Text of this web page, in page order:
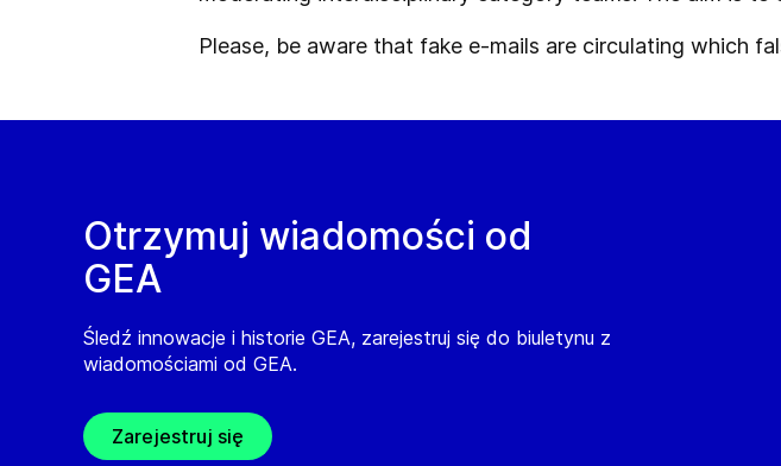
Please, be aware that fake e-mails are circulating which
Otrzymuj wiadomości od
GEA
Śledź innowacje i historie GEA, zarejestruj się do biuletynu z
wiadomościami od GEA.
Zarejestruj się